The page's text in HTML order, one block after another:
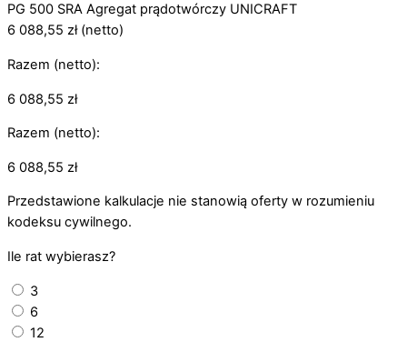
PG 500 SRA Agregat prądotwórczy UNICRAFT
6 088,55 zł(netto)
Razem (netto):
6 088,55 zł
Razem (netto):
6 088,55 zł
Przedstawione kalkulacje nie stanowią oferty w rozumieniu
kodeksu cywilnego.
Ile rat wybierasz?
3
6
12